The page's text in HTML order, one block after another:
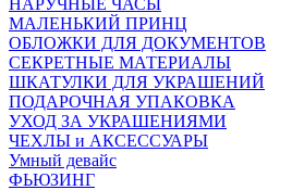
МАЛЕНЬКИЙ ПРИНЦ
ОБЛОЖКИ ДЛЯ ДОКУМЕНТОВ
СЕКРЕТНЫЕ МАТЕРИАЛЫ
ШКАТУЛКИ ДЛЯ УКРАШЕНИЙ
ПОДАРОЧНАЯ УПАКОВКА
УХОД ЗА УКРАШЕНИЯМИ
ЧEХЛЫ и АКСЕССУАРЫ
Умный девайс
ФЬЮЗИНГ